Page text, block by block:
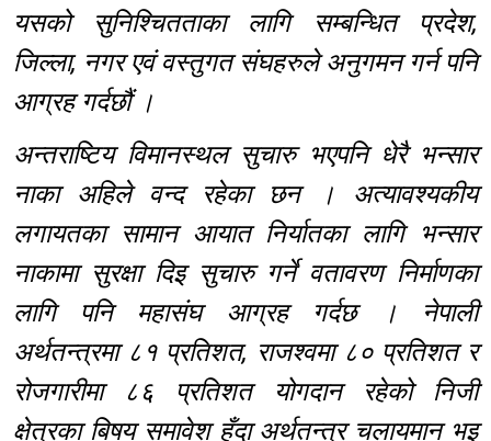
यसको सुनिश्चितताका लागि सम्बन्धित प्रदेश,
जिल्ला, नगर एवं वस्तुगत संघहरुले अनुगमन गर्न पनि
आग्रह गर्दछौं ।
अन्तराष्टिय विमानस्थल सुचारु भएपनि धेरै भन्सार
नाका अहिले वन्द रहेका छन । अत्यावश्यकीय
लगायतका सामान आयात निर्यातका लागि भन्सार
नाकामा सुरक्षा दिइ सुचारु गर्ने वतावरण निर्माणका
लागि पनि महासंघ आग्रह गर्दछ । नेपाली
अर्थतन्त्रमा ८१ प्रतिशत, राजश्वमा ८० प्रतिशत र
रोजगारीमा ८६ प्रतिशत योगदान रहेको निजी
क्षेत्रका बिषय समावेश हुँदा अर्थतन्त्र चलायमान भइ